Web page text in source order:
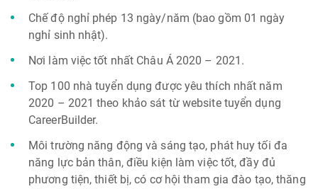
Chế độ nghỉ phép 13 ngày/năm (bao gồm 01 ngày
nghỉ sinh nhật).
Nơi làm việc tốt nhất Châu Á 2020 – 2021.
Top 100 nhà tuyển dụng được yêu thích nhất năm
2020 – 2021 theo khảo sát từ website tuyển dụng
CareerBuilder.
Môi trường năng động và sáng tạo, phát huy tối đa
năng lực bản thân, điều kiện làm việc tốt, đầy đủ
phương tiện, thiết bị, có cơ hội tham gia đào tạo, thăng